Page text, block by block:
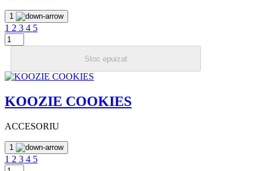
1
1 2 3 4 5
Stoc epuizat
KOOZIE COOKIES
ACCESORIU
1
1 2 3 4 5